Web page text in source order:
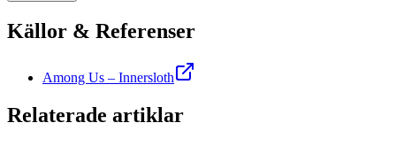
Källor & Referenser
Among Us – Innersloth
Relaterade artiklar